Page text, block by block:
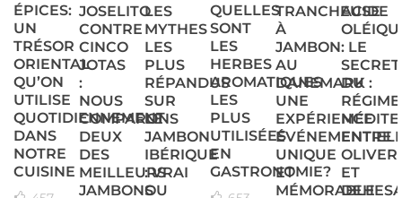
ÉPICES:
UN
TRÉSOR
ORIENTAL
QU’ON
UTILISE
QUOTIDIENNEMENT
DANS
NOTRE
CUISINE
JOSELITO
CONTRE
CINCO
JOTAS
:
NOUS
COMPARONS
DEUX
DES
MEILLEURS
JAMBONS
LES
MYTHES
LES
PLUS
RÉPANDUS
SUR
LE
JAMBON
IBÉRIQUE
: VRAI
OU
QUELLES
SONT
LES
HERBES
AROMATIQUES
LES
PLUS
UTILISÉES
EN
GASTRONOMIE?
TRANCHEUSE
À
JAMBON
AU
DANEMARK :
UNE
EXPÉRIENCE
UNIQUE
ET
MÉMORABLE
ACIDE
: LE
SECRET
DU
RÉGIME
ENTRE
ET